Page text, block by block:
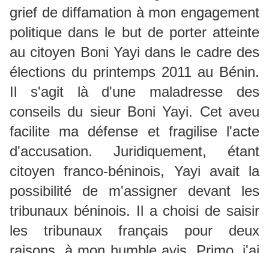
grief de diffamation à mon engagement
politique dans le but de porter atteinte
au citoyen Boni Yayi dans le cadre des
élections du printemps 2011 au Bénin.
Il s'agit là d'une maladresse des
conseils du sieur Boni Yayi. Cet aveu
facilite ma défense et fragilise l'acte
d'accusation. Juridiquement, étant
citoyen franco-béninois, Yayi avait la
possibilité de m'assigner devant les
tribunaux béninois. Il a choisi de saisir
les tribunaux français pour deux